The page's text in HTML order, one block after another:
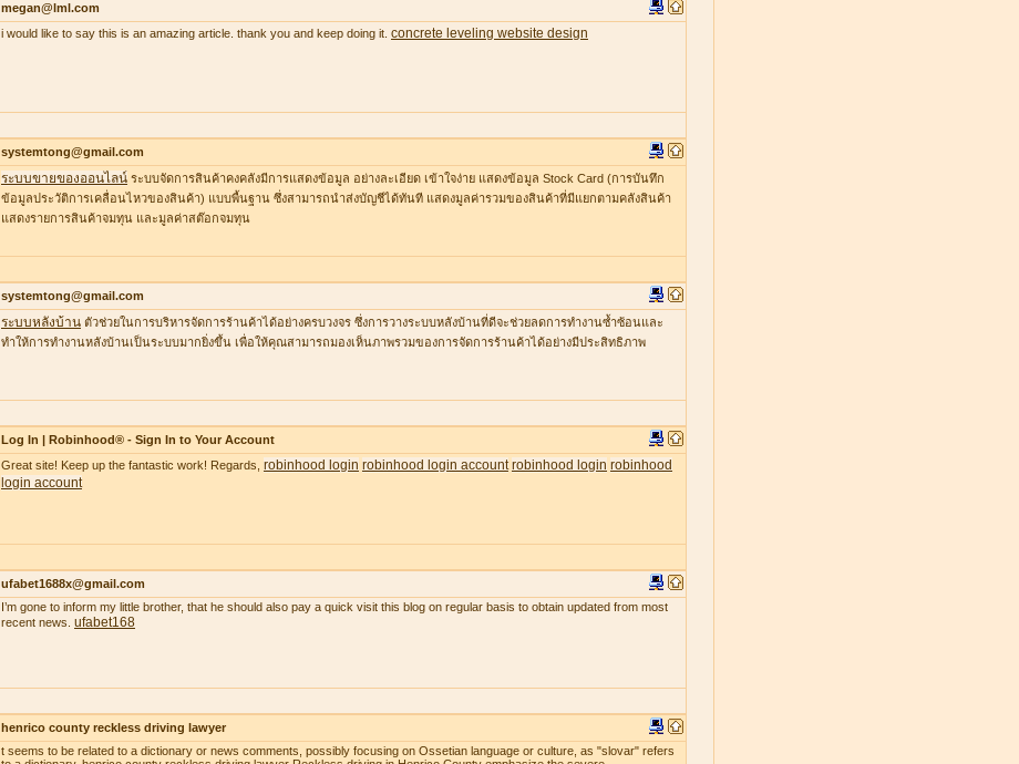
megan@lml.com
i would like to say this is an amazing article. thank you and keep doing it. concrete leveling website design
systemtong@gmail.com
ระบบขายของออนไลน์ ระบบจัดการสินค้าคงคลังมีการแสดงข้อมูล อย่างละเอียด เข้าใจง่าย แสดงข้อมูล Stock Card (การบันทึก
ข้อมูลประวัติการเคลื่อนไหวของสินค้า) แบบพื้นฐาน ซึ่งสามารถนำส่งบัญชีได้ทันที แสดงมูลค่ารวมของสินค้าที่มีแยกตามคลังสินค้า
แสดงรายการสินค้าจมทุน และมูลค่าสต๊อกจมทุน
systemtong@gmail.com
ระบบหลังบ้าน ตัวช่วยในการบริหารจัดการร้านค้าได้อย่างครบวงจร ซึ่งการวางระบบหลังบ้านที่ดีจะช่วยลดการทำงานซ้ำซ้อนและ
ทำให้การทำงานหลังบ้านเป็นระบบมากยิ่งขึ้น เพื่อให้คุณสามารถมองเห็นภาพรวมของการจัดการร้านค้าได้อย่างมีประสิทธิภาพ
Log In | Robinhood® - Sign In to Your Account
Great site! Keep up the fantastic work! Regards, robinhood login robinhood login account robinhood login robinhood
login account
ufabet1688x@gmail.com
I’m gone to inform my little brother, that he should also pay a quick visit this blog on regular basis to obtain updated from most
recent news. ufabet168
henrico county reckless driving lawyer
t seems to be related to a dictionary or news comments, possibly focusing on Ossetian language or culture, as "slovar" refers